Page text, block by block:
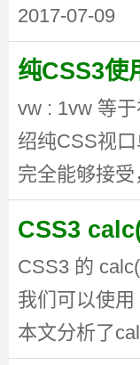
2017-07-09
纯CSS3使
vw : 1vw 等
绍纯CSS视
完全能够接
CSS3
CSS3 的
我们可以使
本文分析了